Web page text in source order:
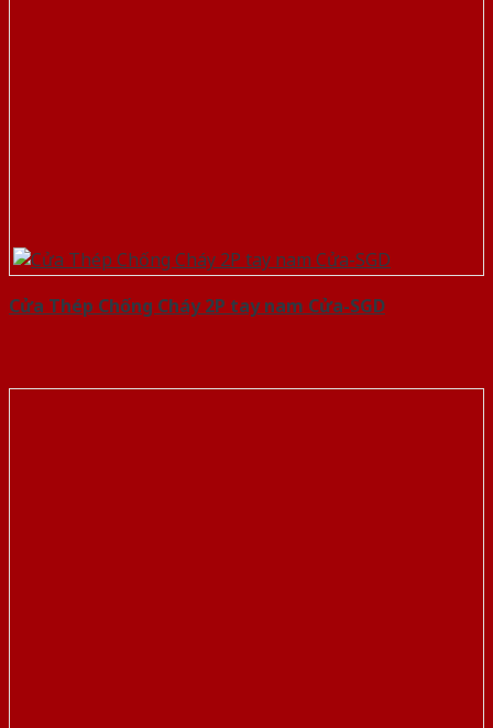
Cửa Thép Chống Cháy 2P tay nam Cửa-SGD